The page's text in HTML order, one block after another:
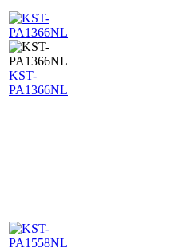
KST-
PA1366NL